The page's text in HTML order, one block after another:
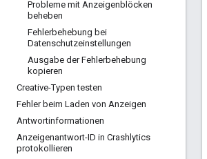
Probleme mit Anzeigenblöcken
beheben
Fehlerbehebung bei
Datenschutzeinstellungen
Ausgabe der Fehlerbehebung
kopieren
Creative-Typen testen
Fehler beim Laden von Anzeigen
Antwortinformationen
Anzeigenantwort-ID in Crashlytics
protokollieren